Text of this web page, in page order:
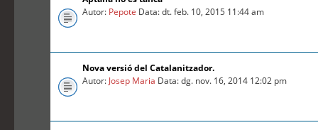
Autor: Pepote Data: dt. feb. 10, 2015 11:44 am
Nova versió del Catalanitzador.
Autor: Josep Maria Data: dg. nov. 16, 2014 12:02 pm